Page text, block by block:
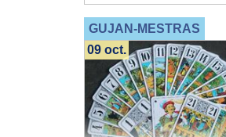
GUJAN-MESTRAS
09 oct.